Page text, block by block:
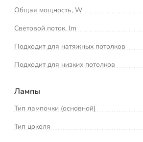
Общая мощность, W
Световой поток, lm
Подходит для натяжных потолков
Подходит для низких потолков
Лампы
Тип лампочки (основной)
Тип цоколя